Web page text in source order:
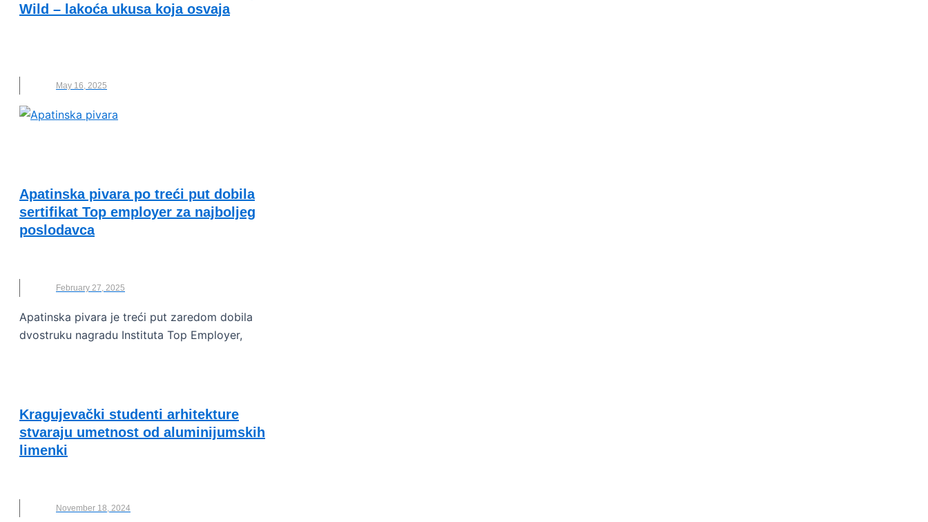
Wild – lakoća ukusa koja osvaja
May 16, 2025
Apatinska pivara po treći put dobila
sertifikat Top employer za najboljeg
poslodavca
February 27, 2025
Apatinska pivara je treći put zaredom dobila
dvostruku nagradu Instituta Top Employer,
Kragujevački studenti arhitekture
stvaraju umetnost od aluminijumskih
limenki
November 18, 2024